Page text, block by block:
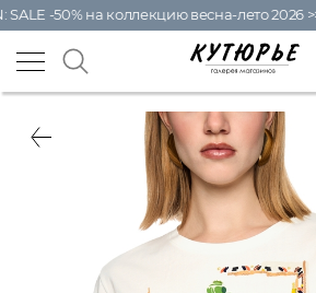
-50% на коллекцию весна-лето 2026 >>>